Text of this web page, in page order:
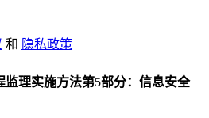
和 隐私政策
监理实施方法第5部分：信息安全